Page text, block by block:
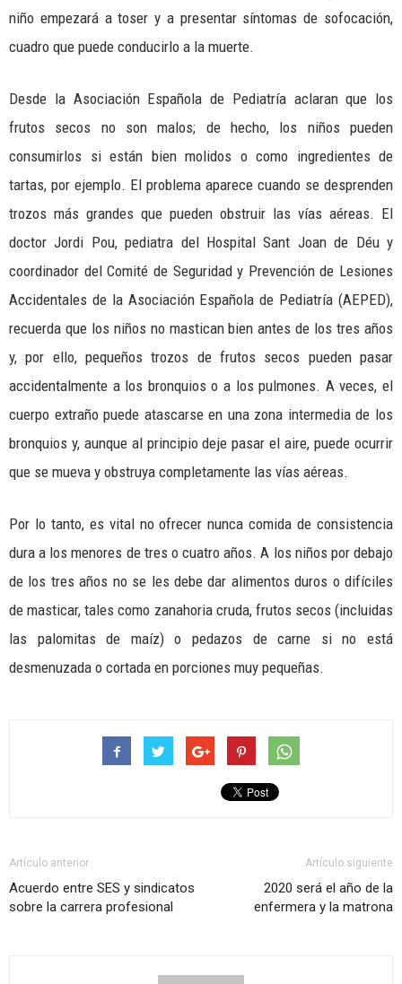
niño empezará a toser y a presentar síntomas de sofocación,
cuadro que puede conducirlo a la muerte.
Desde la Asociación Española de Pediatría aclaran que los
frutos secos no son malos; de hecho, los niños pueden
consumirlos si están bien molidos o como ingredientes de
tartas, por ejemplo. El problema aparece cuando se desprenden
trozos más grandes que pueden obstruir las vías aéreas. El
doctor Jordi Pou, pediatra del Hospital Sant Joan de Déu y
coordinador del Comité de Seguridad y Prevención de Lesiones
Accidentales de la Asociación Española de Pediatría (AEPED),
recuerda que los niños no mastican bien antes de los tres años
y, por ello, pequeños trozos de frutos secos pueden pasar
accidentalmente a los bronquios o a los pulmones. A veces, el
cuerpo extraño puede atascarse en una zona intermedia de los
bronquios y, aunque al principio deje pasar el aire, puede ocurrir
que se mueva y obstruya completamente las vías aéreas.
Por lo tanto, es vital no ofrecer nunca comida de consistencia
dura a los menores de tres o cuatro años. A los niños por debajo
de los tres años no se les debe dar alimentos duros o difíciles
de masticar, tales como zanahoria cruda, frutos secos (incluidas
las palomitas de maíz) o pedazos de carne si no está
desmenuzada o cortada en porciones muy pequeñas.
Artículo anterior
Acuerdo entre SES y sindicatos
sobre la carrera profesional
Artículo siguiente
2020 será el año de la
enfermera y la matrona